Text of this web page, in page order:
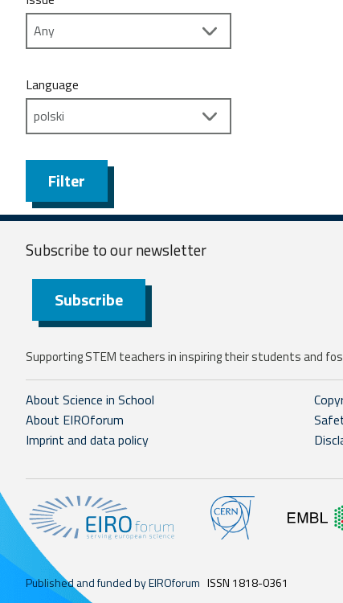
Language
Filter
Subscribe to ournewsletter
Subscribe
Supporting STEM teachers in inspiring their students and
About Science in School
About EIROforum
Imprint and data policy
Published and funded by EIROforum ISSN 1818-0361